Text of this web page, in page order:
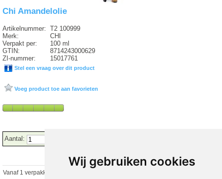
Wij gebruiken cookies
Chi Amandelolie
Artikelnummer:
Merk:
Verpakt per:
GTIN:
ZI-nummer:
T2 100999
CHI
100 ml
8714243000629
15017761
Stel een vraag over dit product
Voeg product toe aan favorieten
Aantal:
Vanaf 1 verpakking